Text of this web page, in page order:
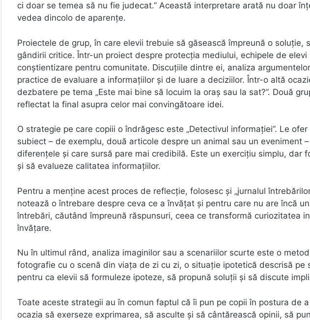
ci doar se temea să nu fie judecat.” Această interpretare arată nu doar
vedea dincolo de aparențe.
Proiectele de grup, în care elevii trebuie să găsească împreună o soluție,
gândirii critice. Într-un proiect despre protecția mediului, echipele de
conștientizare pentru comunitate. Discuțiile dintre ei, analiza
practice de evaluare a informațiilor și de luare a deciziilor. Într-o altă
dezbatere pe tema „Este mai bine să locuim la oraș sau la sat?”. Două
reflectat la final asupra celor mai convingătoare idei.
O strategie pe care copiii o îndrăgesc este „Detectivul informației”. Le
subiect – de exemplu, două articole despre un animal sau un eveniment
diferențele și care sursă pare mai credibilă. Este un exercițiu simplu, dar
și să evalueze calitatea informațiilor.
Pentru a menține acest proces de reflecție, folosesc și „jurnalul
notează o întrebare despre ceva ce a învățat și pentru care nu are încă
întrebări, căutând împreună răspunsuri, ceea ce transformă curiozitatea
învățare.
Nu în ultimul rând, analiza imaginilor sau a scenariilor scurte este o
fotografie cu o scenă din viața de zi cu zi, o situație ipotetică descrisă
pentru ca elevii să formuleze ipoteze, să propună soluții și să discute
Toate aceste strategii au în comun faptul că îi pun pe copii în postura de
ocazia să exerseze exprimarea, să asculte și să cântărească opinii, să